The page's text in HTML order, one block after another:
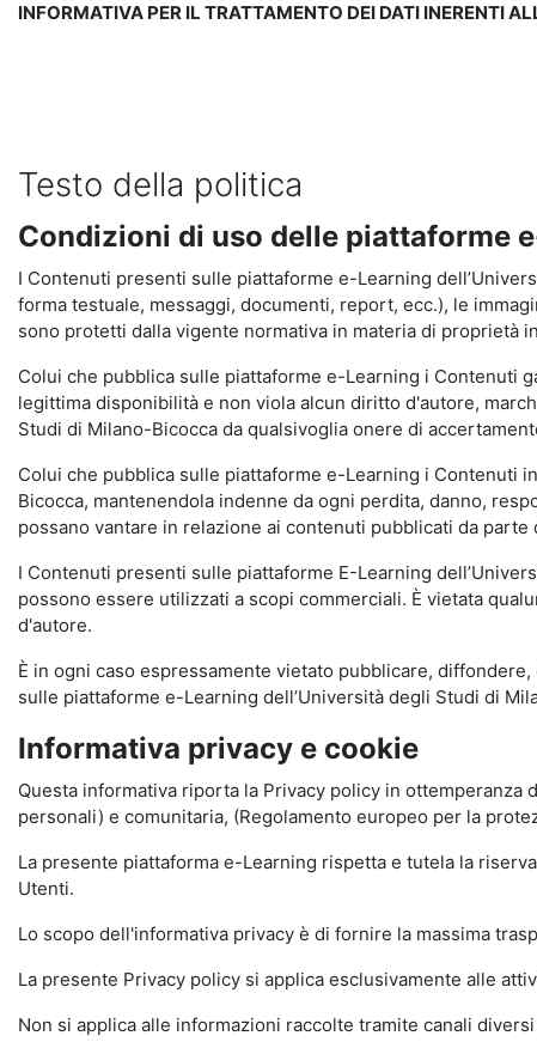
INFORMATIVA PER IL TRATTAMENTO DEI DATI INERENTI
Testo della politica
Condizioni di uso delle piattaforme
I Contenuti presenti sulle piattaforme e-Learning
forma testuale, messaggi, documenti, report, ecc.), le
sono protetti dalla vigente normativa in materia di proprietà
Colui che pubblica sulle piattaforme e-Learning i Contenuti
legittima disponibilità e non viola alcun diritto d'autore,
Studi di Milano-Bicocca da qualsivoglia onere di
Colui che pubblica sulle piattaforme e-Learning i Contenuti
Bicocca, mantenendola indenne da ogni perdita, danno,
possano vantare in relazione ai contenuti pubblicati da
I Contenuti presenti sulle piattaforme E-Learning
possono essere utilizzati a scopi commerciali. È vietata
d'autore.
È in ogni caso espressamente vietato pubblicare,
sulle piattaforme e-Learning dell’Università degli Studi di
Informativa privacy e cookie
Questa informativa riporta la Privacy policy in
personali) e comunitaria, (Regolamento europeo per la
La presente piattaforma e-Learning rispetta e tutela la
Utenti.
Lo scopo dell'informativa privacy è di fornire la massima
La presente Privacy policy si applica esclusivamente alle
Non si applica alle informazioni raccolte tramite canali